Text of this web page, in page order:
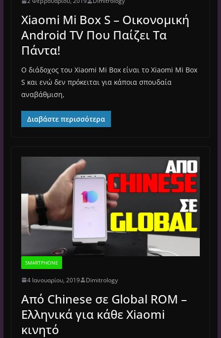
Xiaomi Mi Box S – Οικονομική
Android TV Που Παίζει Τα
Πάντα!
Ο διάδοχος του Xiaomi Mi Box είναι το Xiaomi Mi Box
S και ενώ δεν πρόκειται για κάποια σπουδαία
αναβάθμιση,
Διαβάστε περισσότερα
SMARTPHONE
4 Ιανουαρίου, 2019 Dimitrology
Από Chinese σε Global ROM –
Ελληνικά για κάθε Xiaomi
κινητό